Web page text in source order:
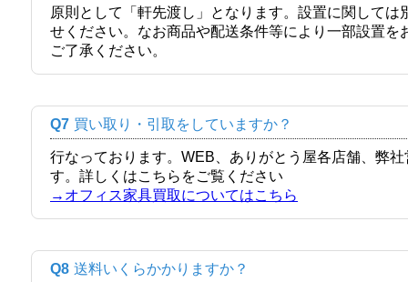
原則として「軒先渡し」となります。設置に関して
せください。なお商品や配送条件等により一部設置
ご了承ください。
Q7 買い取り・引取をしていますか？
行なっております。WEB、ありがとう屋各店舗、弊
す。詳しくはこちらをご覧ください
→オフィス家具買取についてはこちら
Q8 送料いくらかかりますか？